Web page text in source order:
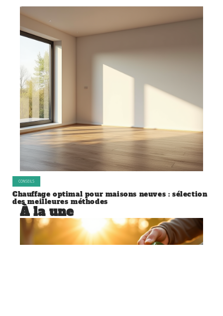
CONSEILS
Chauffage optimal pour maisons neuves : sélection
des meilleures méthodes
À la une